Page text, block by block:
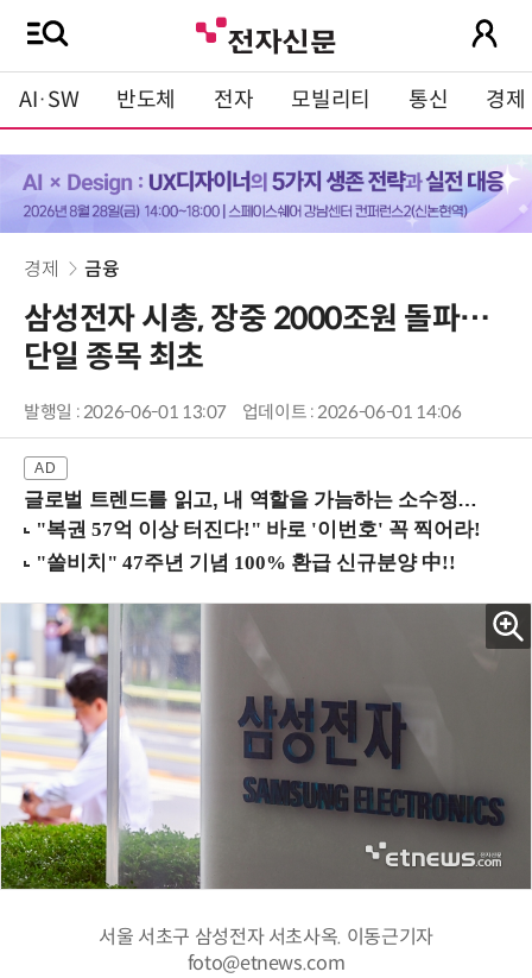
AI·SW 반도체 전자 모빌리티 통신 경제
경제 금융
삼성전자 시총, 장중 2000조원 돌파…
단일 종목 최초
발행일 : 2026-06-01 13:07 업데이트 : 2026-06-01 14:06
글로벌 트렌드를 읽고, 내 역할을 가늠하는 소수정예 실습 워크숍 (8/28 신논현역)
서울 서초구 삼성전자 서초사옥. 이동근기자
foto@etnews.com